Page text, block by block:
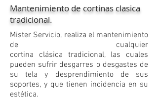
Mantenimiento de cortinas clasica
tradicional.
​Mister Servicio, realiza el mantenimiento
de cualquier
cortina clásica tradicional, las cuales
pueden sufrir desgarres o desgastes de
su tela y desprendimiento de sus
soportes, y que tienen incidencia en su
estética.